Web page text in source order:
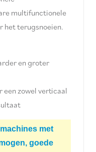
multifunctionele
het terugsnoeien.
en groter
een zowel verticaal
met
goede